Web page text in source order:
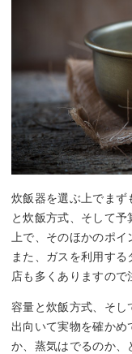
炊飯器を選ぶ上でま
と炊飯方式、そして
上で、そのほかのポ
また、ガスを利用す
店も多くありますので
容量と炊飯方式、そし
出向いて実物を確か
か、蒸気はでるのか、